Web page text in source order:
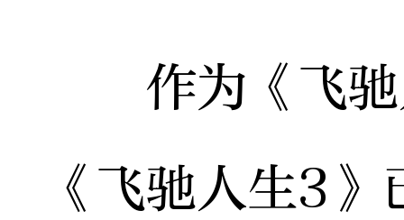
作为《飞驰
《飞驰人生3